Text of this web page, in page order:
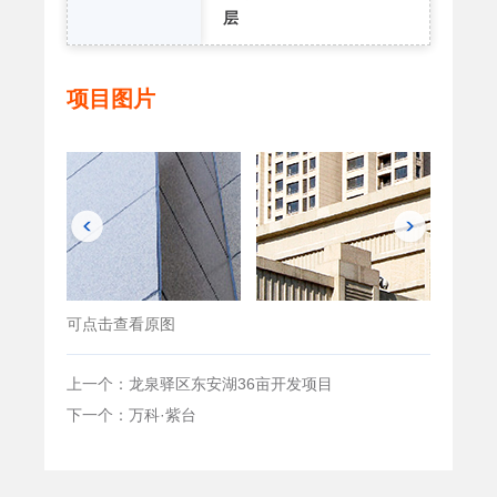
层
项目图片
可点击查看原图
上一个：龙泉驿区东安湖36亩开发项目
下一个：万科·紫台